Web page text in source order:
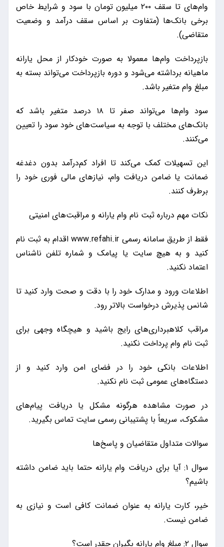
وام‌های تا سقف ۲۰۰ میلیون تومان با سود و شرایط خاص
برخی بانک‌ها (متفاوت بر اساس سقف درآمد و وضعیت
متقاضی).
بازپرداخت وام‌ها معمولا به صورت خودکار از محل یارانه
ماهیانه برداشته می‌شود و دوره بازپرداخت می‌تواند بسته به
مبلغ وام متغیر باشد.
سود وام‌ها می‌تواند صفر تا ۱۸ درصد متغیر باشد که
بانک‌های مختلف با توجه به سیاست‌های خود سود را تعیین
می‌کنند.
این تسهیلات کمک می‌کند تا افراد کم‌درآمد بدون دغدغه
ضمانت یا ضامن دریافت وام، نیازهای مالی فوری خود را
برطرف کنند.
نکات مهم درباره ثبت نام وام یارانه و مراقبت‌های امنیتی
فقط از طریق سامانه رسمی www.refahi.ir اقدام به ثبت نام
کنید و به هیچ سایت یا پیامک و شماره تلفن ناشناس
اعتماد نکنید.
اطلاعات ورود و مدارک خود را با دقت و صحت وارد کنید تا
شانس پذیرش درخواست بالاتر رود.
مراقب کلاهبرداری‌های رایج باشید و هیچگاه وجهی برای
ثبت نام وام پرداخت نکنید.
اطلاعات بانکی خود را در فضای امن وارد کنید و از
دستگاه‌های عمومی ثبت نام نکنید.
در صورت مشاهده هرگونه مشکل یا دریافت پیام‌های
مشکوک، سریعاً با پشتیبانی رسمی سایت تماس بگیرید.
سوالات متداول متقاضیان و پاسخ‌ها
سوال ۱: آیا برای دریافت وام یارانه حتما باید ضامن داشته
باشیم؟
خیر، کارت یارانه به عنوان ضمانت کافی است و نیازی به
ضامن نیست.
سوال ۲: مبلغ وام یارانه بگیران چقدر است؟